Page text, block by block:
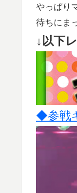
やっぱり
待ちにま
↓以下
◆参戦